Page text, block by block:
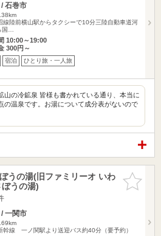
石巻市
線陸前横山駅からタクシーで10分三陸自動車道河
国…
10:00～19:00
300円～
宿泊 ひとり旅・一人旅
山の冷鉱泉 皆様も書かれている通り、本当に
の温泉です。お湯について成分表がないので
お気に入
りに追加
うの湯(旧ファミリーオ いわ
うの湯)
一関市
幹線 一ノ関駅より送迎バス約40分（要予約）